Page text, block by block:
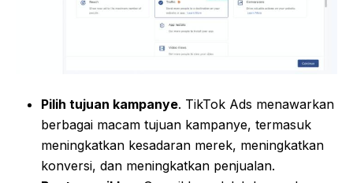
Pilih tujuan kampanye. TikTok Ads menawarkan
berbagai macam tujuan kampanye, termasuk
meningkatkan kesadaran merek, meningkatkan
konversi, dan meningkatkan penjualan.